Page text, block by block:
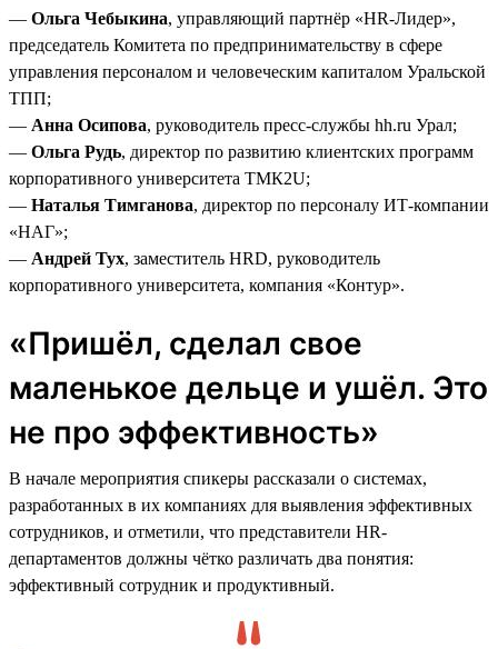
— Ольга Чебыкина, управляющий партнёр «HR-Лидер»,
председатель Комитета по предпринимательству в сфере
управления персоналом и человеческим капиталом Уральской
ТПП;
— Анна Осипова, руководитель пресс-службы hh.ru Урал;
— Ольга Рудь, директор по развитию клиентских программ
корпоративного университета ТМК2U;
— Наталья Тимганова, директор по персоналу ИТ-компании
«НАГ»;
— Андрей Тух, заместитель HRD, руководитель
корпоративного университета, компания «Контур».
«Пришёл, сделал свое
маленькое дельце и ушёл. Это
не про эффективность»
В начале мероприятия спикеры рассказали о системах,
разработанных в их компаниях для выявления эффективных
сотрудников, и отметили, что представители HR-
департаментов должны чётко различать два понятия:
эффективный сотрудник и продуктивный.